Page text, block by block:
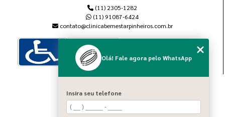
(11) 2305-1282
(11) 91087-6424
contato@clinicabemestarpinheiros.com.br
Home
Sobre nós
Olá! Fale agora pelo WhatsApp
Insira seu telefone